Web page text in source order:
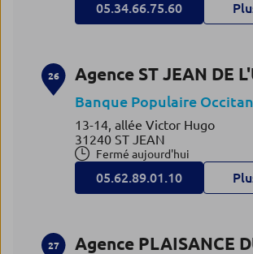
05.34.66.75.60
26 Agence ST JEAN DE
Banque Populaire
13-14, allée Victor Hugo
31240 ST JEAN
Fermé aujourd'hui
05.62.89.01.10
27 Agence PLAISANCE